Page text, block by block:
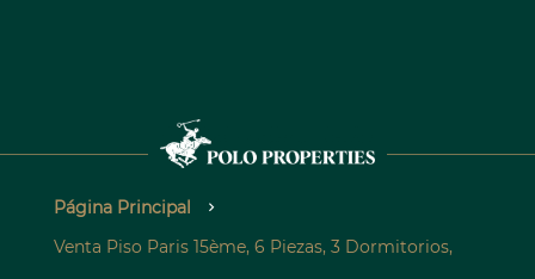
Página Principal
Venta Piso Paris 15ème, 6 Piezas, 3 Dormitorios,